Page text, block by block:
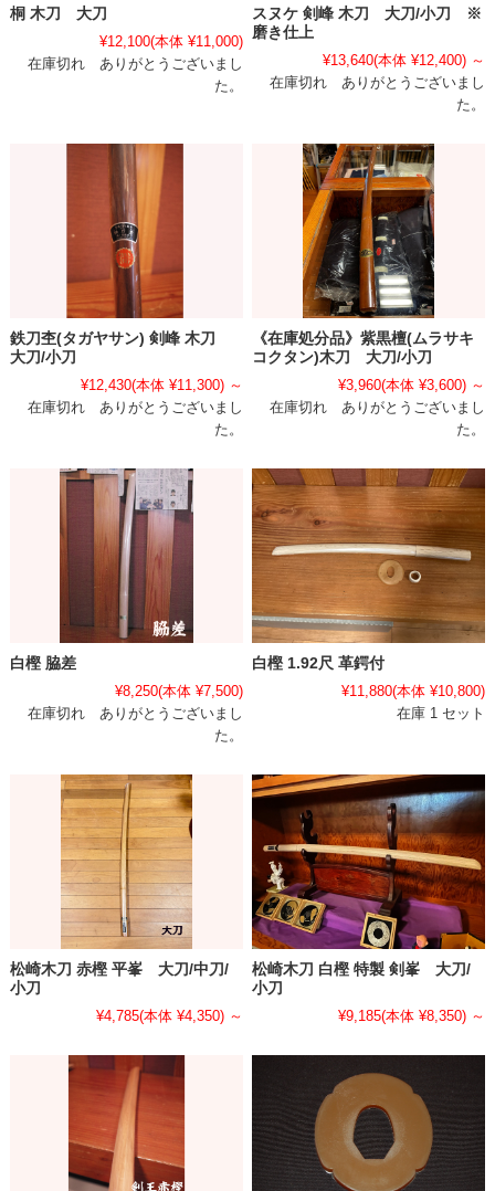
桐 木刀 大刀
¥12,100(本体 ¥11,000)
在庫切れ ありがとうございまし
た。
スヌケ 剣峰 木刀 大刀/小刀 ※
磨き仕上
¥13,640(本体 ¥12,400) ～
在庫切れ ありがとうございまし
た。
鉄刀杢(タガヤサン) 剣峰 木刀
大刀/小刀
¥12,430(本体 ¥11,300) ～
在庫切れ ありがとうございまし
た。
《在庫処分品》紫黒檀(ムラサキ
コクタン)木刀 大刀/小刀
¥3,960(本体 ¥3,600) ～
在庫切れ ありがとうございまし
た。
白樫 脇差
¥8,250(本体 ¥7,500)
在庫切れ ありがとうございまし
た。
白樫 1.92尺 革鍔付
¥11,880(本体 ¥10,800)
在庫 1 セット
松崎木刀 赤樫 平峯 大刀/中刀/
小刀
¥4,785(本体 ¥4,350) ～
松崎木刀 白樫 特製 剣峯 大刀/
小刀
¥9,185(本体 ¥8,350) ～